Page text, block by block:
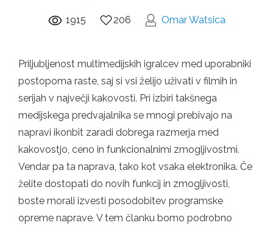
1915 206 Omar Watsica
Priljubljenost multimedijskih igralcev med uporabniki
postopoma raste, saj si vsi želijo uživati ​​v filmih in
serijah v največji kakovosti. Pri izbiri takšnega
medijskega predvajalnika se mnogi prebivajo na
napravi ikonbit zaradi dobrega razmerja med
kakovostjo, ceno in funkcionalnimi zmogljivostmi.
Vendar pa ta naprava, tako kot vsaka elektronika. Če
želite dostopati do novih funkcij in zmogljivosti,
boste morali izvesti posodobitev programske
opreme naprave. V tem članku bomo podrobno